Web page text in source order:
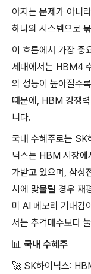
아지는 문제가 아니
하나의 시스템으로
이 흐름에서 가장 중
세대에서는 HBM4
의 성능이 높아질수
때문에, HBM 경쟁
니다.
국내 수혜주로는 SK
닉스는 HBM 시장에
가받고 있으며, 삼성
시에 맞물릴 경우 재
미 AI 메모리 기대감
서는 추격매수보다
📊 국내 수혜주
🚀 SK하이닉스: